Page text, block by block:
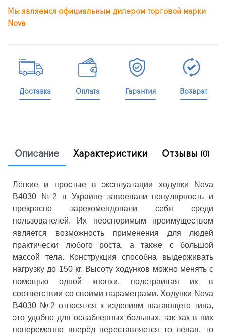
Мы являемся официальным дилером торговой марки
Nova
Доставка Оплата Гарантия Возврат
Описание Характеристики Отзывы (0)
Лёгкие и простые в эксплуатации ходунки Nova
B4030 №2 в Украине завоевали популярность и
прекрасно зарекомендовали себя среди
пользователей. Их неоспоримым преимуществом
является возможность применения для людей
практически любого роста, а также с большой
массой тела. Конструкция способна выдерживать
нагрузку до 150 кг. Высоту ходунков можно менять с
помощью одной кнопки, подстраивая их в
соответствии со своими параметрами. Ходунки Nova
B4030 №2 относятся к изделиям шагающего типа,
это удобно для ослабленных больных, так как в них
попеременно вперёд переставляется то левая, то